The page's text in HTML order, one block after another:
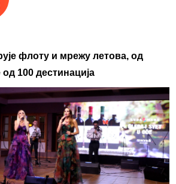
флоту и мрежу летова, од
100 дестинација